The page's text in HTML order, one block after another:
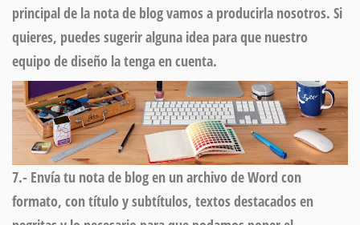
principal de la nota de blog vamos a producirla nosotros. Si
quieres, puedes sugerir alguna idea para que nuestro
equipo de diseño la tenga en cuenta.
7.- Envía tu nota de blogen un archivo de Word con
formato, con título y subtítulos, textos destacados en